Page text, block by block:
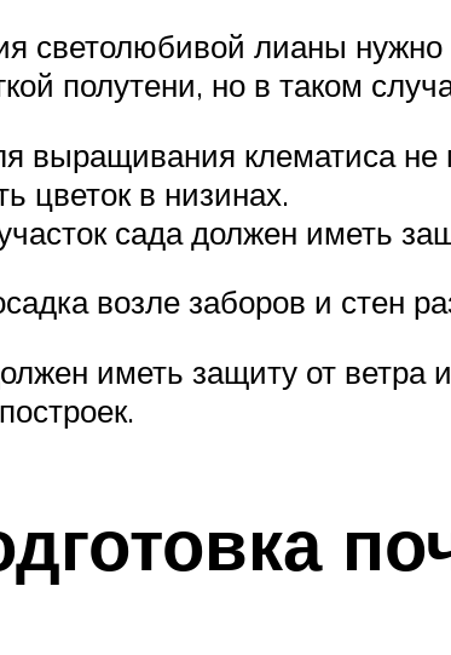
светолюбивой лианы нужно
полутени, но в таком
выращивания клематиса не
цветок в низинах.
сада должен иметь
возле заборов и стен
иметь защиту от ветра